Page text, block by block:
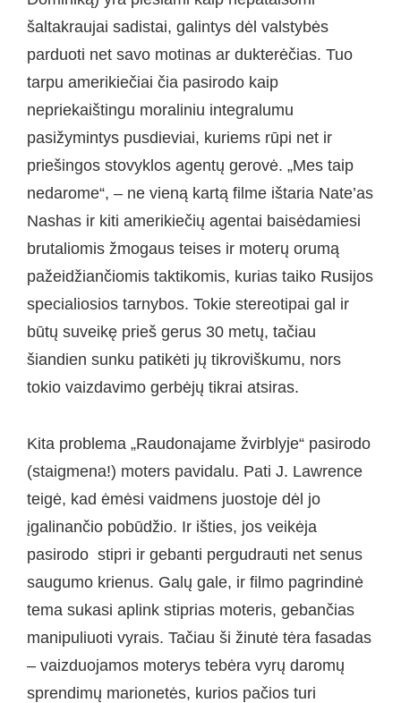
šaltakraujai sadistai, galintys dėl valstybės
parduoti net savo motinas ar dukterėčias. Tuo
tarpu amerikiečiai čia pasirodo kaip
nepriekaištingu moraliniu integralumu
pasižymintys pusdieviai, kuriems rūpi net ir
priešingos stovyklos agentų gerovė. „Mes taip
nedarome“, – ne vieną kartą filme ištaria Nate’as
Nashas ir kiti amerikiečių agentai baisėdamiesi
brutaliomis žmogaus teises ir moterų orumą
pažeidžiančiomis taktikomis, kurias taiko Rusijos
specialiosios tarnybos. Tokie stereotipai gal ir
būtų suveikę prieš gerus 30 metų, tačiau
šiandien sunku patikėti jų tikroviškumu, nors
tokio vaizdavimo gerbėjų tikrai atsiras.
Kita problema „Raudonajame žvirblyje“ pasirodo
(staigmena!) moters pavidalu. Pati J. Lawrence
teigė, kad ėmėsi vaidmens juostoje dėl jo
įgalinančio pobūdžio. Ir išties, jos veikėja
pasirodo stipri ir gebanti pergudrauti net senus
saugumo krienus. Galų gale, ir filmo pagrindinė
tema sukasi aplink stiprias moteris, gebančias
manipuliuoti vyrais. Tačiau ši žinutė tėra fasadas
– vaizduojamos moterys tebėra vyrų daromų
sprendimų marionetės, kurios pačios turi